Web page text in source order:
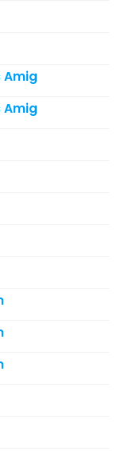
Amig
Amig